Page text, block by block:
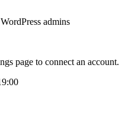
admins
page to connect an account.